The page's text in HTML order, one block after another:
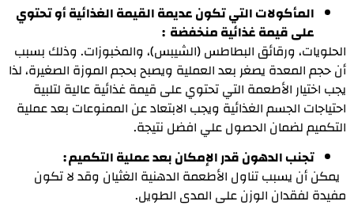
المأكولات التي تكون عديمة القيمة الغذائية أو تحتوي
على قيمة غذائية منخفضة :
الحلويات، ورقائق البطاطس (الشيبس)، والمخبوزات. وذلك بسبب
أن حجم المعدة يصغر بعد العملية ويصبح بحجم الموزة الصغيرة، لذا
يجب اختيار الأطعمة التي تحتوي على قيمة غذائية عالية لتلبية
احتياجات الجسم الغذائية ويجب الابتعاد عن الممنوعات بعد عملية
التكميم لضمان الحصول علي افضل نتيجة.
تجنب الدهون قدر الإمكان بعد عملية التكميم :
يمكن أن يسبب تناول الأطعمة الدهنية الغثيان وقد لا تكون
مفيدة لفقدان الوزن على المدى الطويل.